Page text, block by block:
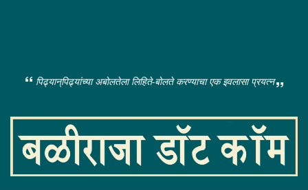
पिढ्यान्‌पिढ्यांच्या अबोलतेला लिहिते-बोलते करण्याचा एक इवलासा प्रयत्न